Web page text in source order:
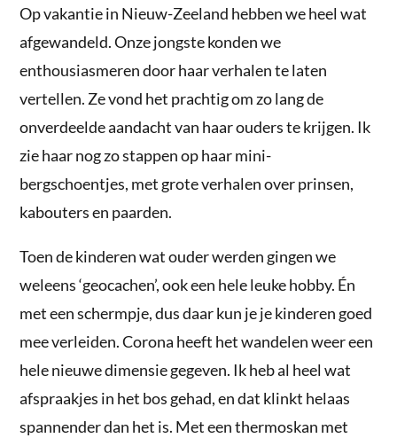
Op vakantie in Nieuw-Zeeland hebben we heel wat
afgewandeld. Onze jongste konden we
enthousiasmeren door haar verhalen te laten
vertellen. Ze vond het prachtig om zo lang de
onverdeelde aandacht van haar ouders te krijgen. Ik
zie haar nog zo stappen op haar mini-
bergschoentjes, met grote verhalen over prinsen,
kabouters en paarden.
Toen de kinderen wat ouder werden gingen we
weleens ‘geocachen’, ook een hele leuke hobby. Én
met een schermpje, dus daar kun je je kinderen goed
mee verleiden. Corona heeft het wandelen weer een
hele nieuwe dimensie gegeven. Ik heb al heel wat
afspraakjes in het bos gehad, en dat klinkt helaas
spannender dan het is. Met een thermoskan met